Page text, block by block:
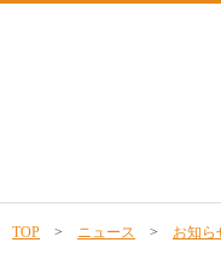
TOP > ニュース > お知ら